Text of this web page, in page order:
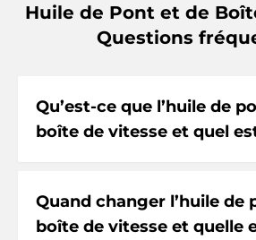
Huile de Pont et de
Questions
Qu’est-ce que l’huile de
boîte de vitesse et quel
Quand changer l’huile de
boîte de vitesse et quelle